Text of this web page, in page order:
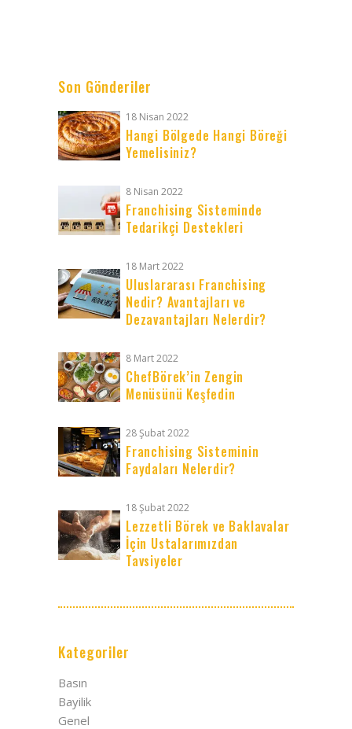
Son Gönderiler
18 Nisan 2022
Hangi Bölgede Hangi Böreği
Yemelisiniz?
8 Nisan 2022
Franchising Sisteminde
Tedarikçi Destekleri
18 Mart 2022
Uluslararası Franchising
Nedir? Avantajları ve
Dezavantajları Nelerdir?
8 Mart 2022
ChefBörek’in Zengin
Menüsünü Keşfedin
28 Şubat 2022
Franchising Sisteminin
Faydaları Nelerdir?
18 Şubat 2022
Lezzetli Börek ve Baklavalar
İçin Ustalarımızdan
Tavsiyeler
Kategoriler
Basın
Bayilik
Genel